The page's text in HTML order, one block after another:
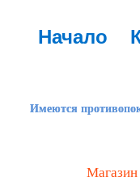
Начало
Имеются
Магазин